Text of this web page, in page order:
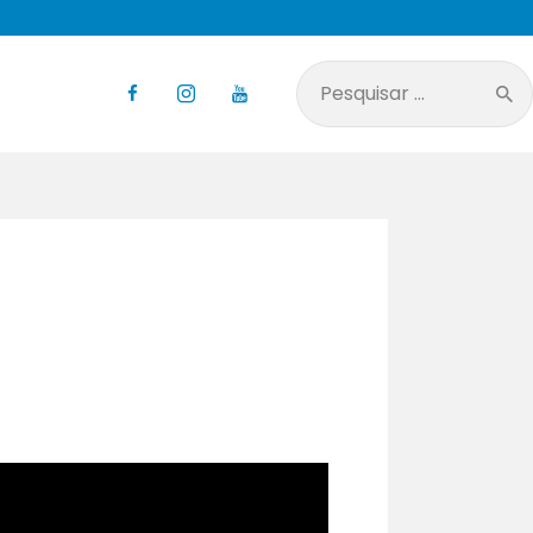
Pesquisar
por: